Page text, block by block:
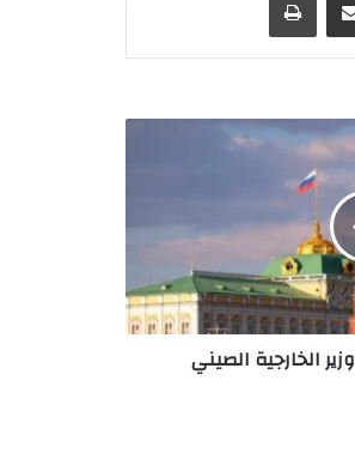
الخارجية الصيني